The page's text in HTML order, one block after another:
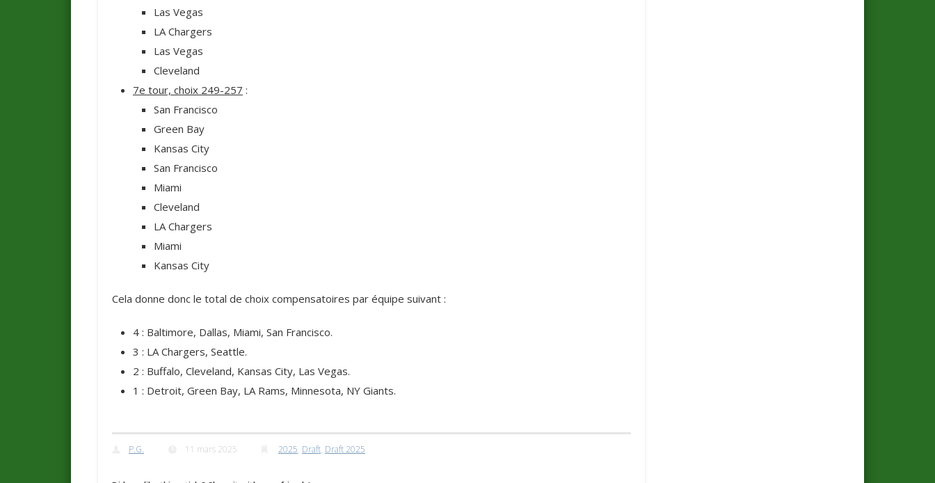
Las Vegas
LA Chargers
Las Vegas
Cleveland
7e tour, choix 249-257 :
San Francisco
Green Bay
Kansas City
San Francisco
Miami
Cleveland
LA Chargers
Miami
Kansas City
Cela donne donc le total de choix compensatoires par équipe suivant :
4 : Baltimore, Dallas, Miami, San Francisco.
3 : LA Chargers, Seattle.
2 : Buffalo, Cleveland, Kansas City, Las Vegas.
1 : Detroit, Green Bay, LA Rams, Minnesota, NY Giants.
P.G. 11 mars 2025 2025, Draft, Draft 2025